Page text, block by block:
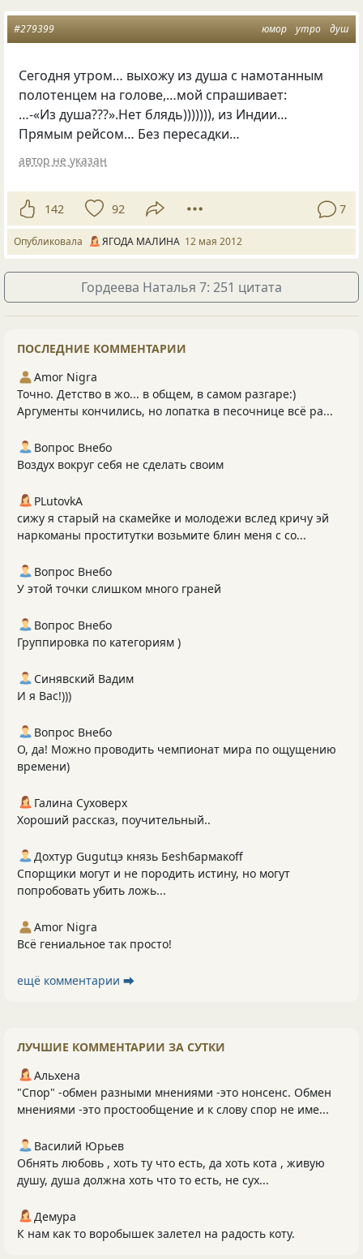
юмор утро душ
#279399
Сегодня утром… выхожу из душа с намотанным
полотенцем на голове,…мой спрашивает:
…-«Из душа???».Нет блядь))))))), из Индии…
Прямым рейсом… Без пересадки…
автор не указан
142 92 7
Опубликовала ЯГОДА МАЛИНА 12 мая 2012
Гордеева Наталья 7: 251 цитата
ПОСЛЕДНИЕ КОММЕНТАРИИ
Amor Nigra
Точно. Детство в жо... в общем, в самом разгаре:)
Аргументы кончились, но лопатка в песочнице всё ра...
Вопрос Внебо
Воздух вокруг себя не сделать своим
PLutоvkА
сижу я старый на скамейке и молодежи вслед кричу эй
наркоманы проститутки возьмите блин меня с со...
Вопрос Внебо
У этой точки слишком много граней
Вопрос Внебо
Группировка по категориям )
Синявский Вадим
И я Вас!)))
Вопрос Внебо
О, да! Можно проводить чемпионат мира по ощущению
времени)
Галина Суховерх
Хороший рассказ, поучительный..
Дохтур Gugutцэ князь Беshбармакоff
Спорщики могут и не породить истину, но могут
попробовать убить ложь...
Amor Nigra
Всё гениальное так просто!
ещё комментарии ⮕
ЛУЧШИЕ КОММЕНТАРИИ ЗА СУТКИ
Альхена
"Спор" -обмен разными мнениями -это нонсенс. Обмен
мнениями -это простообщение и к слову спор не име...
Василий Юрьев
Обнять любовь , хоть ту что есть, да хоть кота , живую
душу, душа должна хоть что то есть, не сух...
Демура
К нам как то воробышек залетел на радость коту.